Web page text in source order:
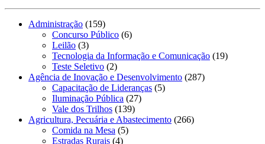
Administração (159)
Concurso Público (6)
Leilão (3)
Tecnologia da Informação e Comunicação (19)
Teste Seletivo (2)
Agência de Inovação e Desenvolvimento (287)
Capacitação de Lideranças (5)
Iluminação Pública (27)
Vale dos Trilhos (139)
Agricultura, Pecuária e Abastecimento (266)
Comida na Mesa (5)
Estradas Rurais (4)